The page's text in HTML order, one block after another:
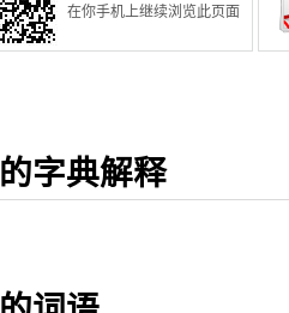
在你手机上继续浏览此页面
字典解释